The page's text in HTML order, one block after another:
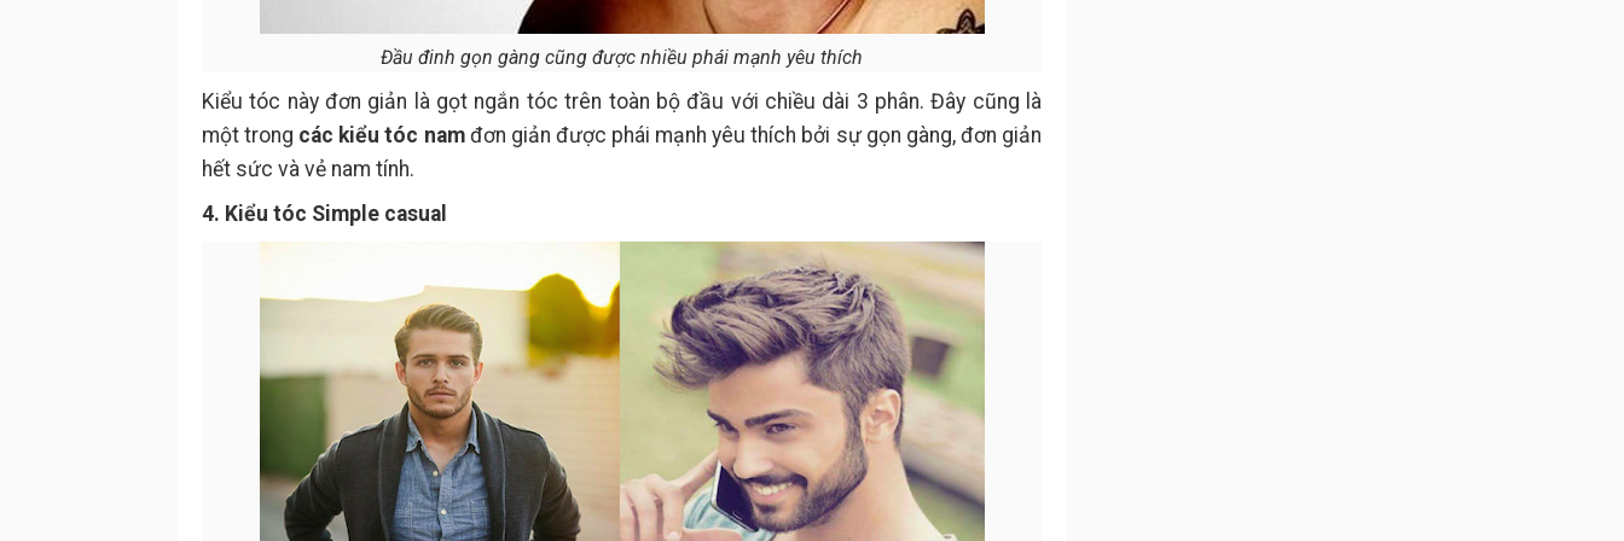
Đầu đinh gọn gàng cũng được nhiều phái mạnh yêu thích
Kiểu tóc này đơn giản là gọt ngắn tóc trên toàn bộ đầu với chiều dài 3 phân. Đây cũng là
một trong các kiểu tóc namđơn giản được phái mạnh yêu thích bởi sự gọn gàng, đơn giản
hết sức và vẻ nam tính.
4. Kiểu tóc Simple casual